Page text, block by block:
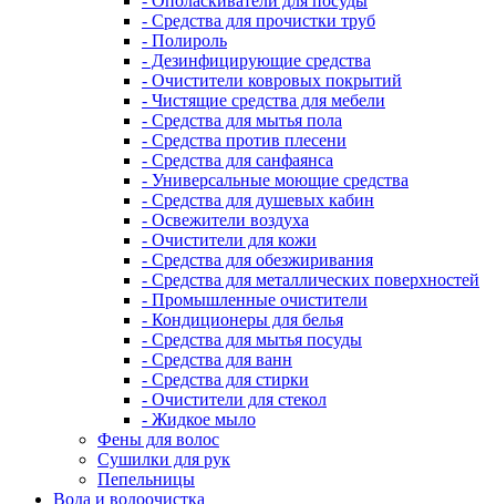
- Средства для прочистки труб
- Полироль
- Дезинфицирующие средства
- Очистители ковровых покрытий
- Чистящие средства для мебели
- Средства для мытья пола
- Средства против плесени
- Средства для санфаянса
- Универсальные моющие средства
- Средства для душевых кабин
- Освежители воздуха
- Очистители для кожи
- Средства для обезжиривания
- Средства для металлических поверхностей
- Промышленные очистители
- Кондиционеры для белья
- Средства для мытья посуды
- Средства для ванн
- Средства для стирки
- Очистители для стекол
- Жидкое мыло
Фены для волос
Сушилки для рук
Пепельницы
Вода и водоочистка